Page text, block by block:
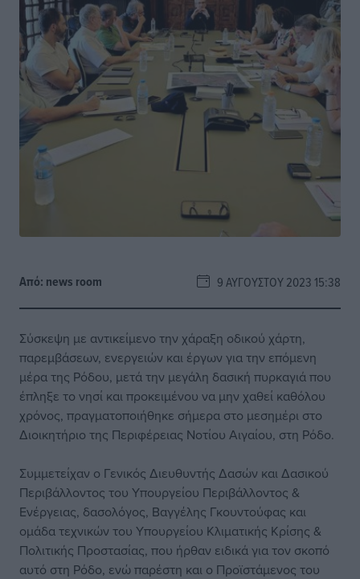
Από: news room 9 ΑΥΓΟΎΣΤΟΥ 2023 15:38
Σύσκεψη με αντικείμενο την χάραξη οδικού χάρτη,
παρεμβάσεων, ενεργειών και έργων για την επόμενη
μέρα της Ρόδου, μετά την μεγάλη δασική πυρκαγιά που
έπληξε το νησί και προκειμένου να μην χαθεί καθόλου
χρόνος, πραγματοποιήθηκε σήμερα στο μεσημέρι στο
Διοικητήριο της Περιφέρειας Νοτίου Αιγαίου, στη Ρόδο.
Συμμετείχαν ο Γενικός Διευθυντής Δασών και Δασικού
Περιβάλλοντος του Υπουργείου Περιβάλλοντος &
Ενέργειας, δασολόγος, Βαγγέλης Γκουντούφας και
ομάδα τεχνικών του Υπουργείου Κλιματικής Κρίσης &
Πολιτικής Προστασίας, που ήρθαν ειδικά για τον σκοπό
αυτό στη Ρόδο, ενώ παρέστη και ο Προϊστάμενος του